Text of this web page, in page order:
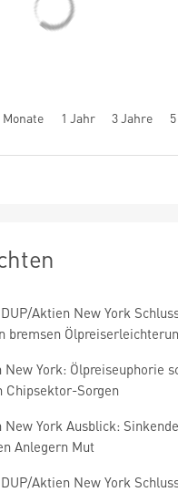
Monate 1 Jahr 3 Jahre
Aktien New York
bremsen
New York: Ölpreiseuphorie
Chipsektor-Sorgen
New York Ausblick:
Anlegern Mut
Aktien New York